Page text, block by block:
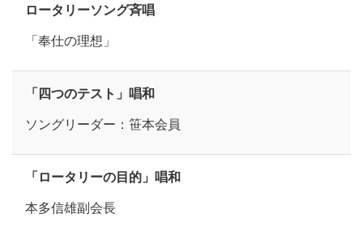
ロータリーソング斉唱
「奉仕の理想」
「四つのテスト」唱和
ソングリーダー：笹本会員
「ロータリーの目的」唱和
本多信雄副会長